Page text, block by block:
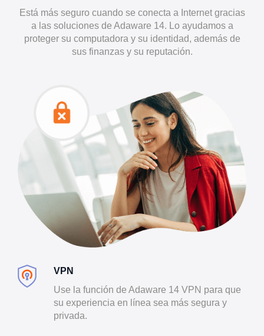
Está más seguro cuando se conecta a Internet gracias
a las soluciones de Adaware 14. Lo ayudamos a
proteger su computadora y su identidad, además de
sus finanzas y su reputación.
VPN
Use la función de Adaware 14 VPN para que
su experiencia en línea sea más segura y
privada.